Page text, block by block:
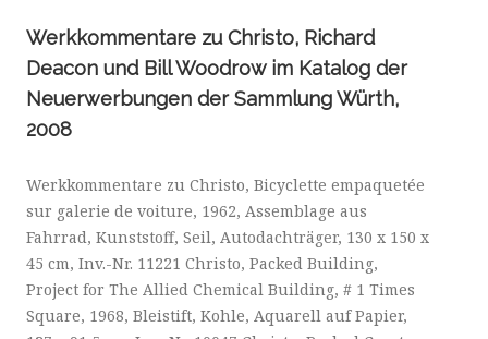
Werkkommentare zu Christo, Richard
Deacon und Bill Woodrow im Katalog der
Neuerwerbungen der Sammlung Würth,
2008
Werkkommentare zu Christo, Bicyclette empaquetée
sur galerie de voiture, 1962, Assemblage aus
Fahrrad, Kunststoff, Seil, Autodachträger, 130 x 150 x
45 cm, Inv.-Nr. 11221 Christo, Packed Building,
Project for The Allied Chemical Building, # 1 Times
Square, 1968, Bleistift, Kohle, Aquarell auf Papier,